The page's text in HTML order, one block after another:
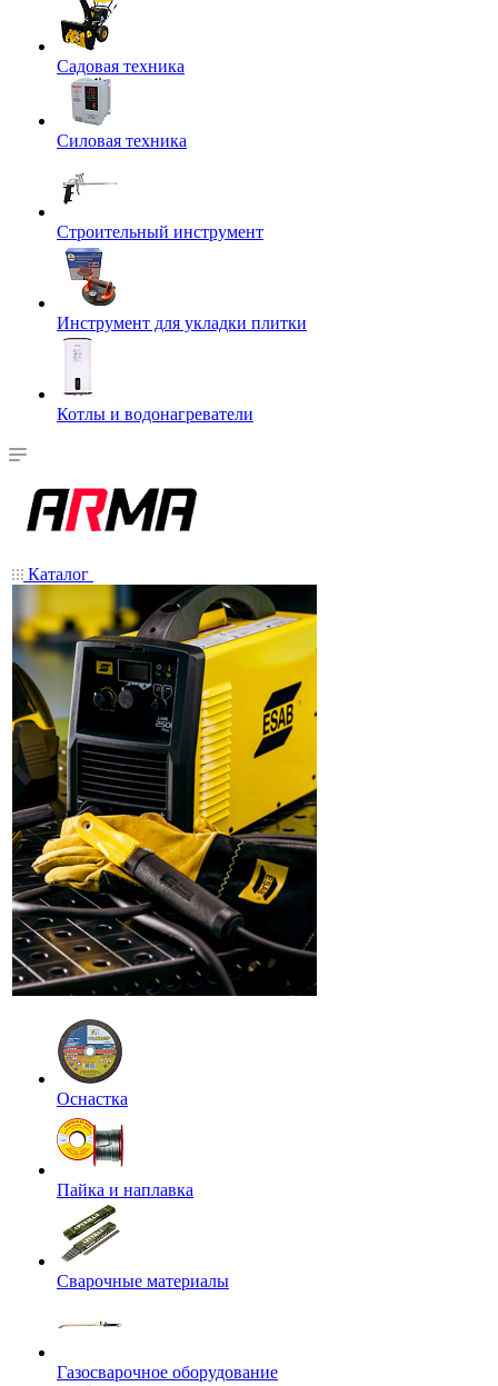
Садовая техника
Силовая техника
Строительный инструмент
Инструмент для укладки плитки
Котлы и водонагреватели
Каталог
Оснастка
Пайка и наплавка
Сварочные материалы
Газосварочное оборудование